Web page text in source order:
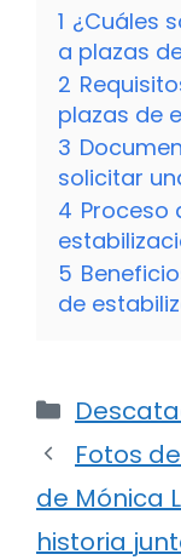
1 ¿Cuáles
a plazas
2
plazas de
3
solicitar
4 Proceso
5
de
Fotos
de Mónica
historia